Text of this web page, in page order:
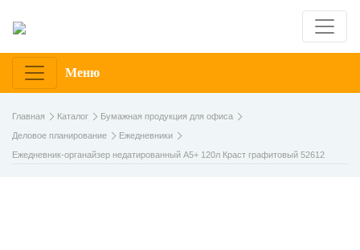
Меню
Главная Каталог
Бумажная продукция для офиса
Деловое планирование
Ежедневники
Ежедневник-органайзер недатированный А5+ 120л Краст графитовый 52612